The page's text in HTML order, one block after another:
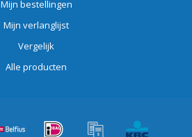
Mijn bestellingen
Mijn verlanglijst
Vergelijk
Alle producten